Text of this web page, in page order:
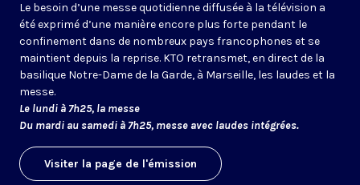
Le besoin d’une messe quotidienne diffusée à la télévision a
été exprimé d’une manière encore plus forte pendant le
confinement dans de nombreux pays francophones et se
maintient depuis la reprise. KTO retransmet, en direct de la
basilique Notre-Dame de la Garde, à Marseille, les laudes et la
messe.
Le lundi à 7h25, la messe
Du mardi au samedi à 7h25, messe avec laudes intégrées.
Visiter la page de l'émission